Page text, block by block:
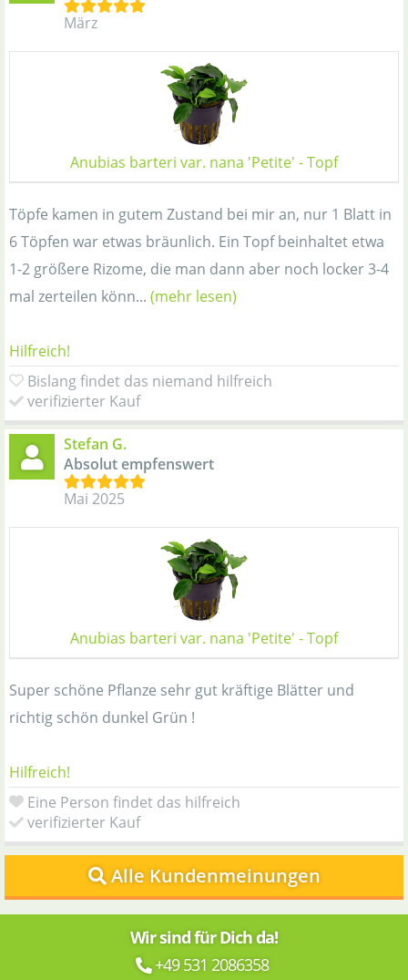
März
Anubias barteri var. nana 'Petite' - Topf
Töpfe kamen in gutem Zustand bei mir an, nur 1 Blatt in
6 Töpfen war etwas bräunlich. Ein Topf beinhaltet etwa
1-2 größere Rizome, die man dann aber noch locker 3-4
mal zerteilen könn... (mehr lesen)
Hilfreich!
Bislang findet das niemand hilfreich
verifizierter Kauf
Stefan G.
Absolut empfenswert
Mai 2025
Anubias barteri var. nana 'Petite' - Topf
Super schöne Pflanze sehr gut kräftige Blätter und
richtig schön dunkel Grün !
Hilfreich!
Eine Person findet das hilfreich
verifizierter Kauf
Alle Kundenmeinungen
Wir sind für Dich da!
+49 531 2086358